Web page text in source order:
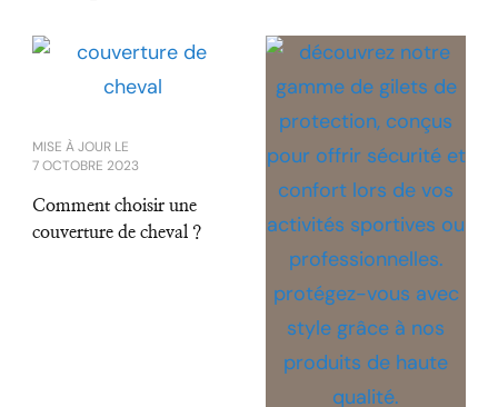
MISE À JOUR LE
7 OCTOBRE 2023
Comment choisir une
couverture de cheval ?